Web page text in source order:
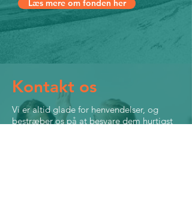
Læs mere om fonden her
Kontakt os
Vi er altid glade for henvendelser, og
bestræber os på at besvare dem hurtigst